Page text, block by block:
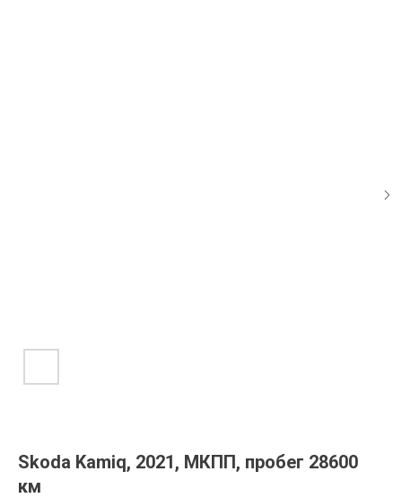
Skoda Kamiq, 2021, МКПП, пробег 28600
км